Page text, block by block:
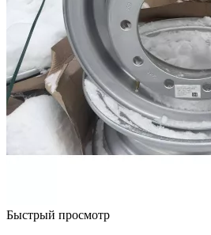
Быстрый просмотр